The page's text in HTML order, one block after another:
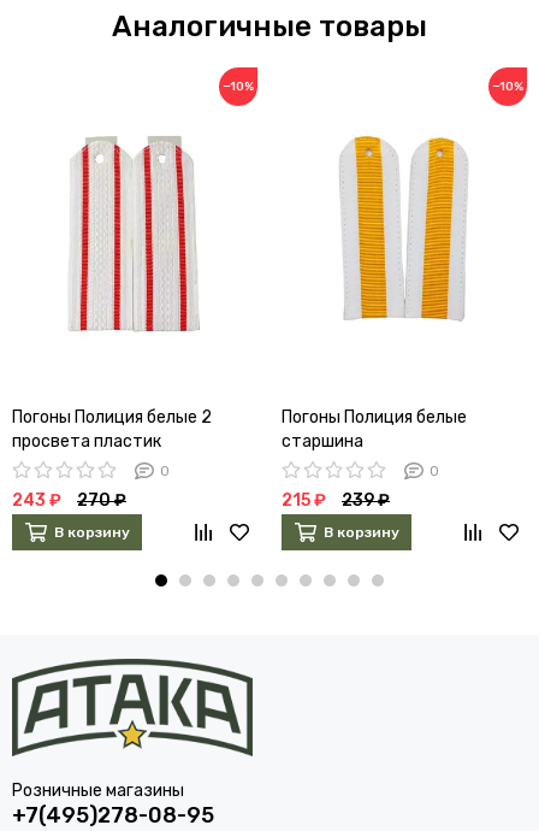
Аналогичные товары
−10%
Погоны Полиция белые 2
просвета пластик
0
243 ₽ 270 ₽
В корзину
−10%
Погоны Полиция белые
старшина
0
215 ₽ 239 ₽
В корзину
Розничные магазины
+7(495)278-08-95